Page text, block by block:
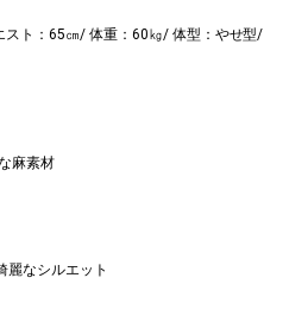
ト：65㎝/ 体重：60㎏/ 体型：やせ型/
麻素材
麗なシルエット